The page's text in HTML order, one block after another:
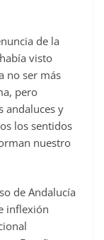
de la
visto
no ser más
pero
andaluces y
los sentidos
nuestro
de Andalucía
inflexión